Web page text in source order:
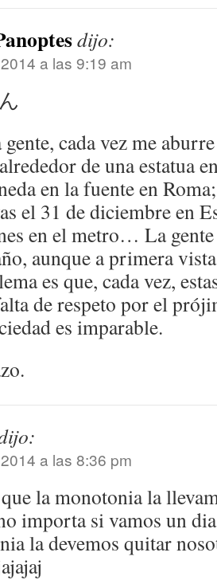
dijo:
a las 9:19 am
cada vez me
de una estatua
en la fuente en
el 31 de diciembre en
en el metro… La
aunque a primera
es que, cada vez,
de respeto por el
es imparable.
a las 8:36 pm
la monotonia la
importa si vamos un
la devemos quitar